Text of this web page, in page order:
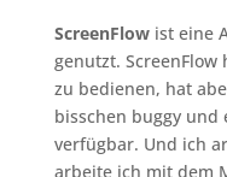
ScreenFlowist eine
genutzt.
zu bedienen, hat
bisschen buggy und
verfügbar. Und ich
arbeite ich mit dem